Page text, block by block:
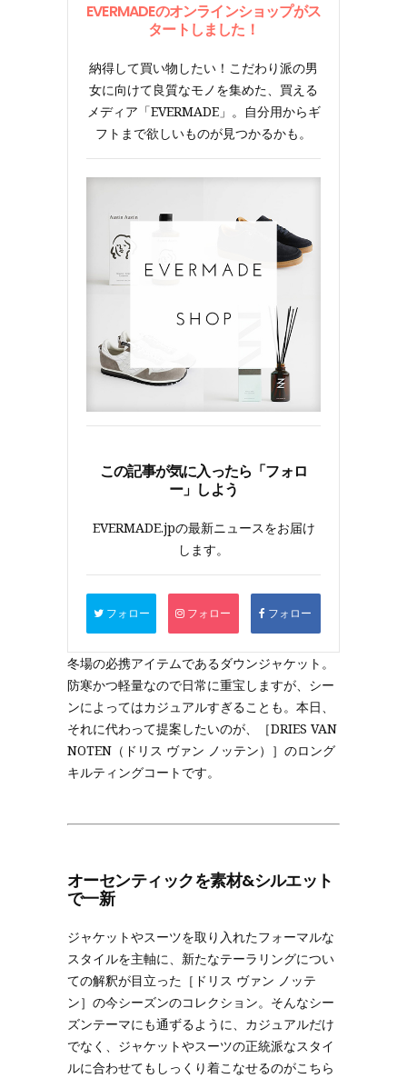
EVERMADEのオンラインショップがス
タートしました！
納得して買い物したい！こだわり派の男
女に向けて良質なモノを集めた、買える
メディア「EVERMADE」。自分用からギ
フトまで欲しいものが見つかるかも。
この記事が気に入ったら「フォロ
ー」しよう
EVERMADE.jpの最新ニュースをお届け
します。
フォロー フォロー フォロー
冬場の必携アイテムであるダウンジャケット。
防寒かつ軽量なので日常に重宝しますが、シー
ンによってはカジュアルすぎることも。本日、
それに代わって提案したいのが、［DRIES VAN
NOTEN（ドリス ヴァン ノッテン）］のロング
キルティングコートです。
オーセンティックを素材&シルエット
で一新
ジャケットやスーツを取り入れたフォーマルな
スタイルを主軸に、新たなテーラリングについ
ての解釈が目立った［ドリス ヴァン ノッテ
ン］の今シーズンのコレクション。そんなシー
ズンテーマにも通ずるように、カジュアルだけ
でなく、ジャケットやスーツの正統派なスタイ
ルに合わせてもしっくり着こなせるのがこちら